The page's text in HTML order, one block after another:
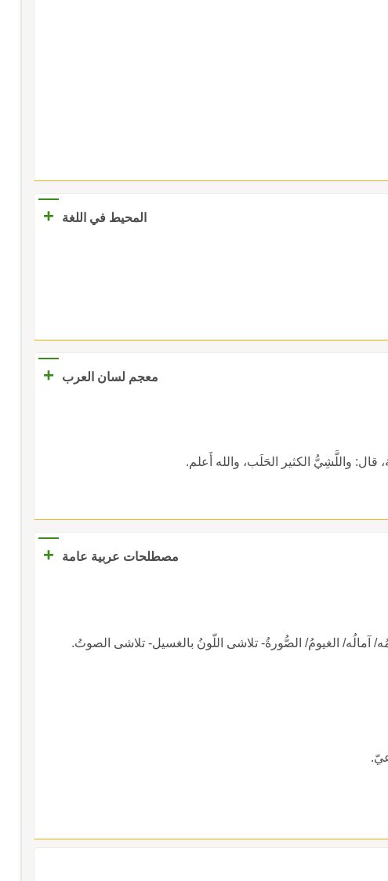
المحيط في اللغة
+
معجم لسان العرب
+
واللَّشِيُّ الكثير الحَلَب، والله أَعلم.
مصطلحات عربية عامة +
آمالُه/ الغيومُ/ الصُّورةُ- تلاشى اللّونُ بالغسيل- تلاشى الصوتُ.